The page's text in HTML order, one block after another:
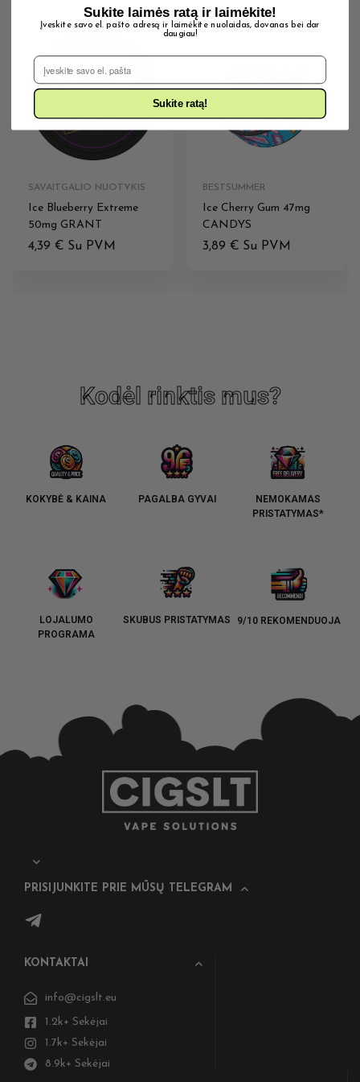
IŠPARDUOTA
SAVAITGALIO NUOTYKIS
Ice Blueberry Extreme
50mg GRANT
4,39 € Su PVM
IŠPARDUOTA
BESTSUMMER
Ice Cherry Gum 47mg
CANDYS
3,89 € Su PVM
Kodėl rinktis mus?
KOKYBĖ & KAINA PAGALBA GYVAI
NEMOKAMAS
PRISTATYMAS*
LOJALUMO
PROGRAMA
SKUBUS PRISTATYMAS 9/10 REKOMENDUOJA
PRISIJUNKITE PRIE MŪSŲ TELEGRAM
KONTAKTAI
info@cigslt.eu
1.2k+ Sekėjai
1.7k+ Sekėjai
8.9k+ Sekėjai
Sukite laimės ratą ir laimėkite!
Įveskite savo el. pašto adresą ir laimėkite nuolaidas, dovanas bei dar
daugiau!
El. Pašto adresas
Sukite ratą!